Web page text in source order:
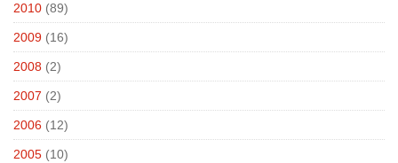
2010 (89)
2009 (16)
2008 (2)
2007 (2)
2006 (12)
2005 (10)